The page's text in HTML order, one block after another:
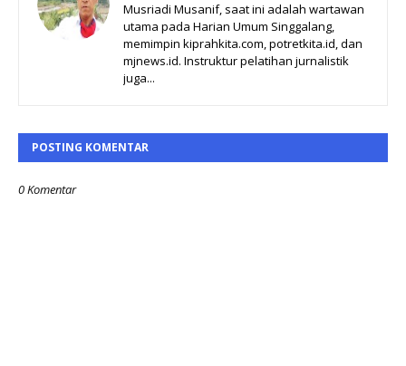
Musriadi Musanif, saat ini adalah wartawan
utama pada Harian Umum Singgalang,
memimpin kiprahkita.com, potretkita.id, dan
mjnews.id. Instruktur pelatihan jurnalistik
juga...
POSTING KOMENTAR
0 Komentar